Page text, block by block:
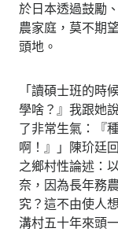
於日本透過鼓勵
農家庭，莫不期
頭地。
「讀碩士班的時
學啥？』我跟她
了非常生氣：『
啊！』」陳玠廷
之鄉村性論述：
奈，因為長年務
究？這不由使人
溝村五十年來頭